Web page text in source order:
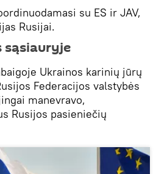
su ES ir JAV,
Rusijai.
sąsiauryje
Ukrainos karinių jūrų
Federacijos valstybės
manevravo,
Rusijos pasieniečių